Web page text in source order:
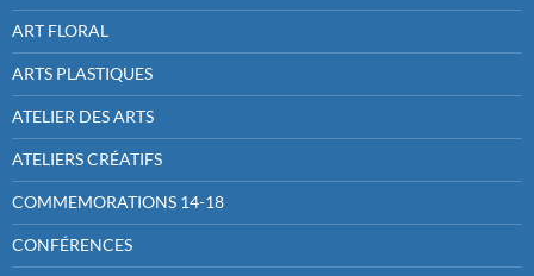
ART FLORAL
ARTS PLASTIQUES
ATELIER DES ARTS
ATELIERS CRÉATIFS
COMMEMORATIONS 14-18
CONFÉRENCES